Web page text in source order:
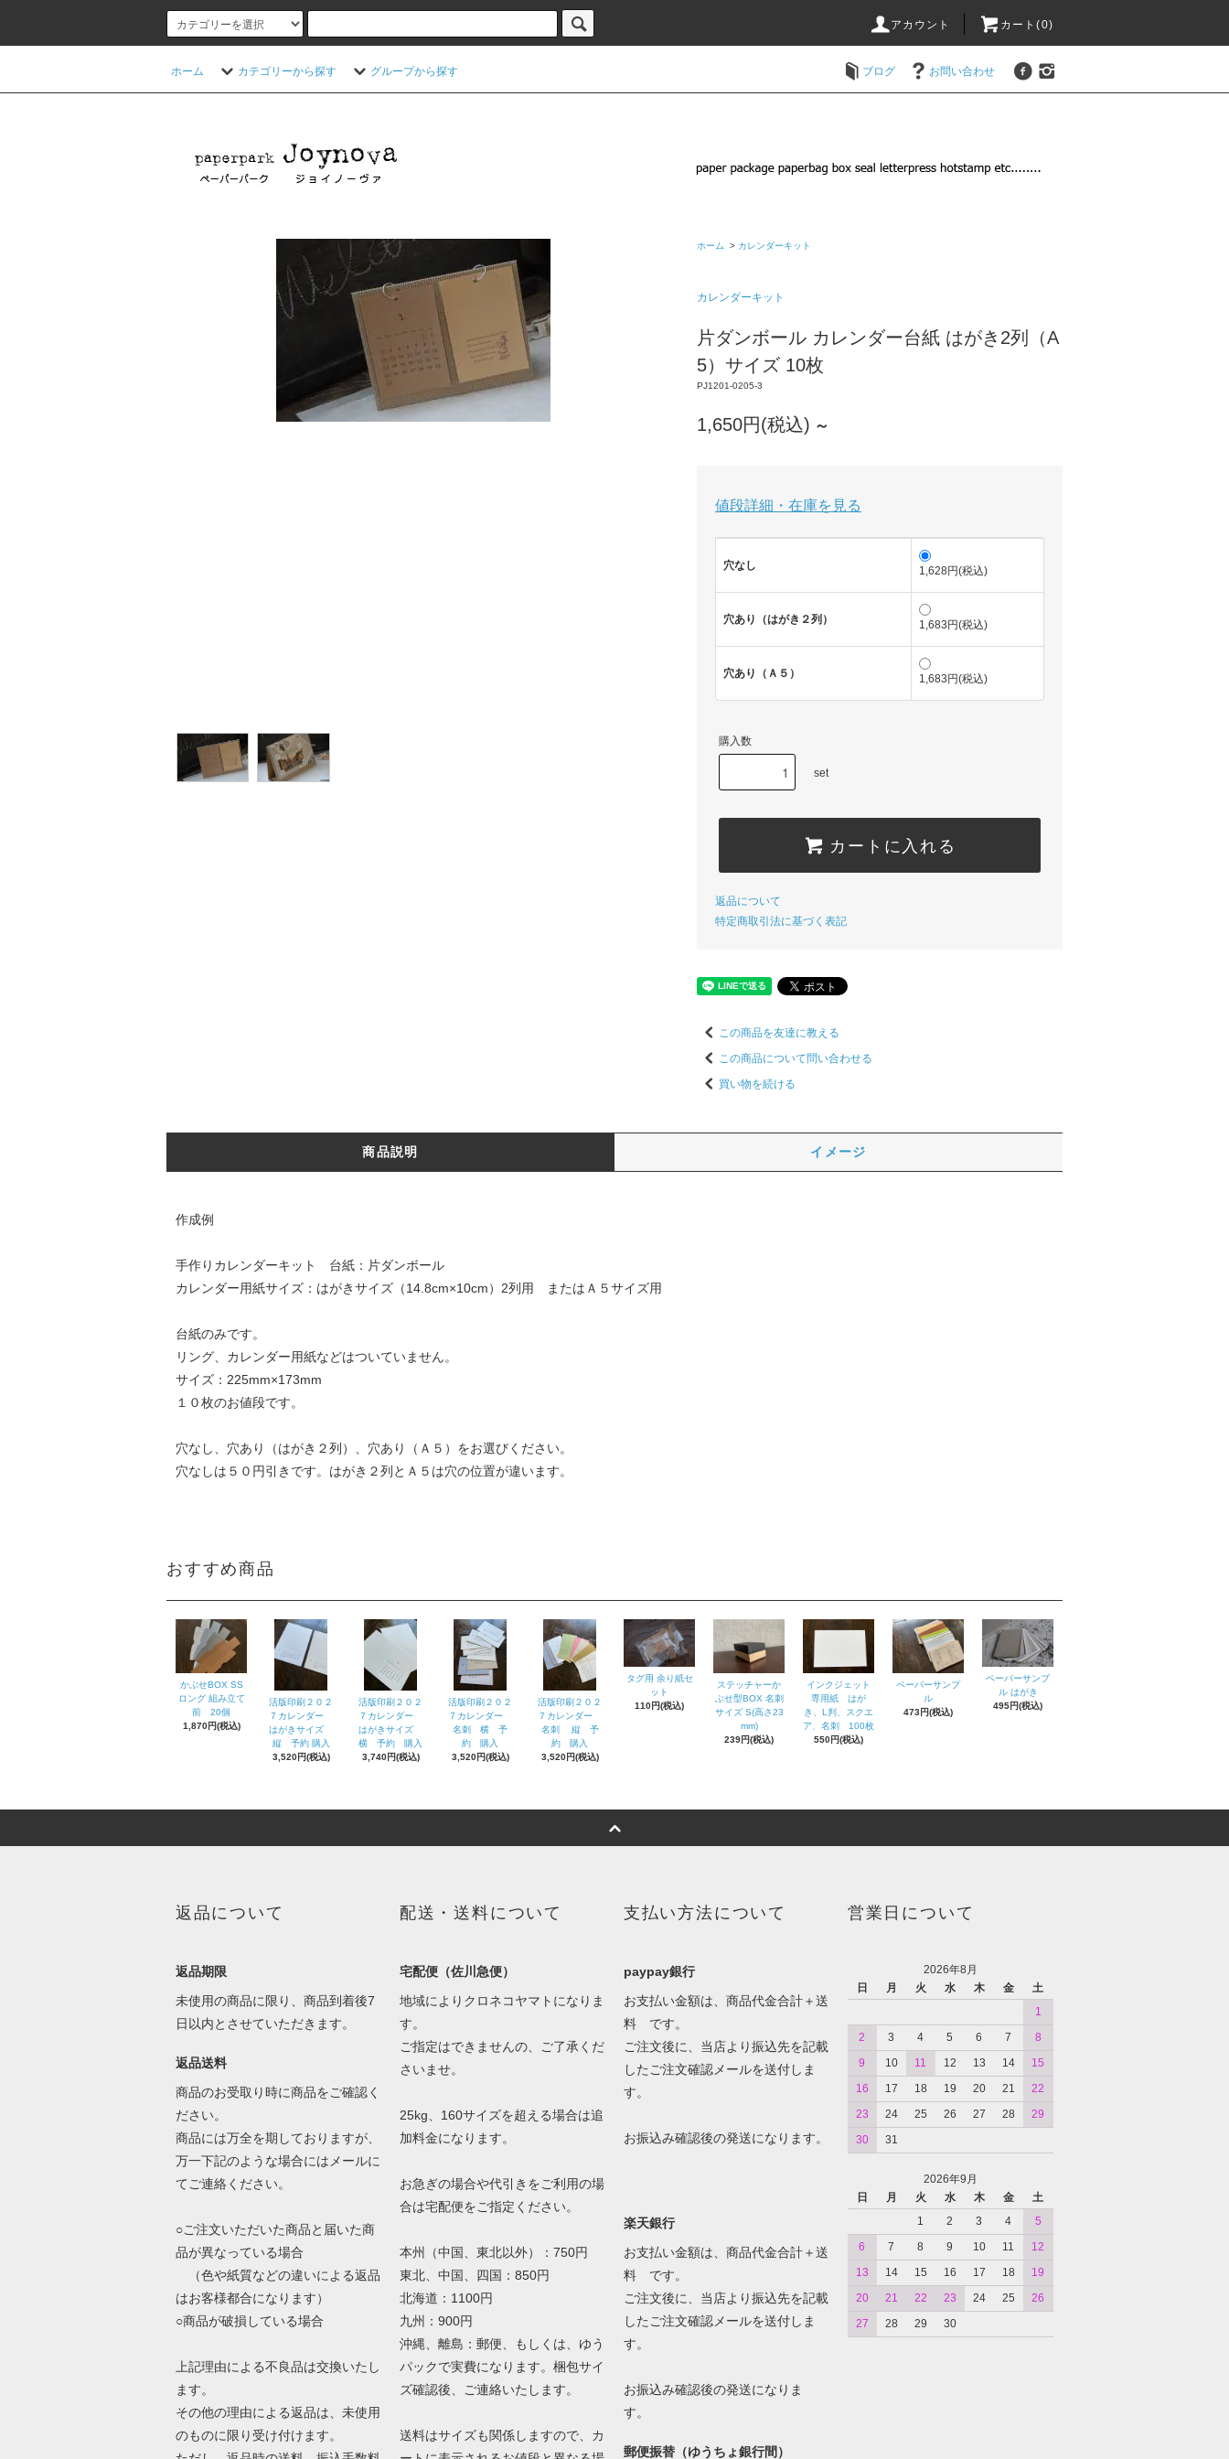
アカウント カート(0)
ホーム カテゴリーから探す グループから探す ブログ お問い合わせ
ホーム > カレンダーキット
カレンダーキット
片ダンボール カレンダー台紙 はがき2列（A
5）サイズ 10枚
PJ1201-0205-3
1,650円(税込) ～
値段詳細・在庫を見る
穴なし 1,628円(税込)
穴あり（はがき２列） 1,683円(税込)
穴あり（Ａ５） 1,683円(税込)
購入数
set
カートに入れる
返品について
特定商取引法に基づく表記
この商品を友達に教える
この商品について問い合わせる
買い物を続ける
商品説明 イメージ
作成例
手作りカレンダーキット 台紙：片ダンボール
カレンダー用紙サイズ：はがきサイズ（14.8cm×10cm）2列用 またはＡ５サイズ用
台紙のみです。
リング、カレンダー用紙などはついていません。
サイズ：225mm×173mm
１０枚のお値段です。
穴なし、穴あり（はがき２列）、穴あり（Ａ５）をお選びください。
穴なしは５０円引きです。はがき２列とＡ５は穴の位置が違います。
おすすめ商品
かぶせBOX SS
ロング 組み立て
前 20個
1,870円(税込)
活版印刷２０２
７カレンダー
はがきサイズ
縦 予約 購入
3,520円(税込)
活版印刷２０２
７カレンダー
はがきサイズ
横 予約 購入
3,740円(税込)
活版印刷２０２
７カレンダー
名刺 横 予
約 購入
3,520円(税込)
活版印刷２０２
７カレンダー
名刺 縦 予
約 購入
3,520円(税込)
タグ用 余り紙セ
ット
110円(税込)
ステッチャーか
ぶせ型BOX 名刺
サイズ S(高さ23
mm)
239円(税込)
インクジェット
専用紙 はが
き、L判、スクエ
ア、名刺 100枚
550円(税込)
ペーパーサンプ
ル
473円(税込)
ペーパーサンプ
ル はがき
495円(税込)
返品について
返品期限
未使用の商品に限り、商品到着後7
日以内とさせていただきます。
返品送料
商品のお受取り時に商品をご確認く
ださい。
商品には万全を期しておりますが、
万一下記のような場合にはメールに
てご連絡ください。
○ご注文いただいた商品と届いた商
品が異なっている場合
（色や紙質などの違いによる返品
はお客様都合になります）
○商品が破損している場合
上記理由による不良品は交換いたし
ます。
その他の理由による返品は、未使用
のものに限り受け付けます。
配送・送料について
宅配便（佐川急便）
地域によりクロネコヤマトになりま
す。
ご指定はできませんの、ご了承くだ
さいませ。
25kg、160サイズを超える場合は追
加料金になります。
お急ぎの場合や代引きをご利用の場
合は宅配便をご指定ください。
本州（中国、東北以外）：750円
東北、中国、四国：850円
北海道：1100円
九州：900円
沖縄、離島：郵便、もしくは、ゆう
パックで実費になります。梱包サイ
ズ確認後、ご連絡いたします。
送料はサイズも関係しますので、カ
支払い方法について
paypay銀行
お支払い金額は、商品代金合計＋送
料 です。
ご注文後に、当店より振込先を記載
したご注文確認メールを送付しま
す。
お振込み確認後の発送になります。
楽天銀行
お支払い金額は、商品代金合計＋送
料 です。
ご注文後に、当店より振込先を記載
したご注文確認メールを送付しま
す。
お振込み確認後の発送になりま
す。
郵便振替（ゆうちょ銀行間）
営業日について
2026年8月
日
月 火 水 木 金
土
1
2
3 4 5 6 7
8
9
10 11 12 13 14
15
16
17 18 19 20 21
22
23
24 25 26 27 28
29
30
31
2026年9月
日
月 火 水 木 金
土
1
2 3 4
5
6
7 8 9 10 11
12
13
14 15 16 17 18
19
20
21 22 23 24 25
26
27
28 29 30